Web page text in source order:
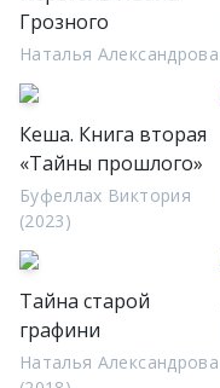
Грозного
Наталья Александрова
Кеша. Книга вторая
«Тайны прошлого»
Буфеллах Виктория
(2023)
Тайна старой
графини
Наталья Александрова